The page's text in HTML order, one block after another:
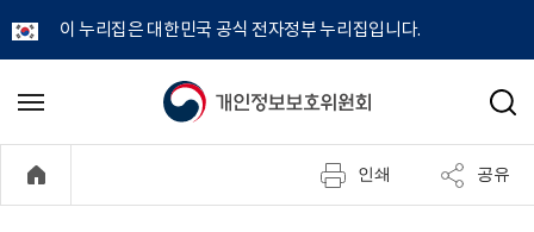
이 누리집은 대한민국 공식 전자정부 누리집입니다.
개
정
메
기
검
인쇄 공유